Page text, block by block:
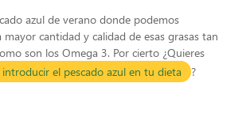
azul de verano donde podemos
cantidad y calidad de esas grasas tan
son los Omega 3. Por cierto ¿Quieres
el pescado azul en tu dieta ?